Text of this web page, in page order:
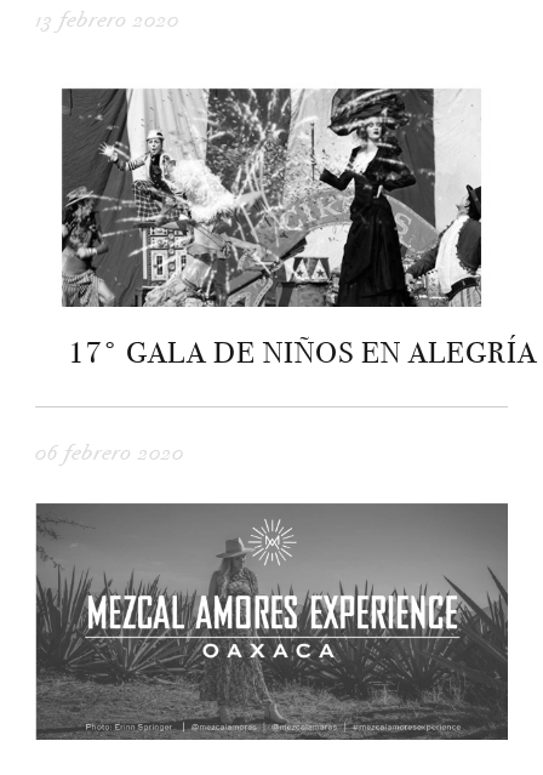
13 febrero 2020
17° GALA DE NIÑOS EN ALEGRÍA
06 febrero 2020